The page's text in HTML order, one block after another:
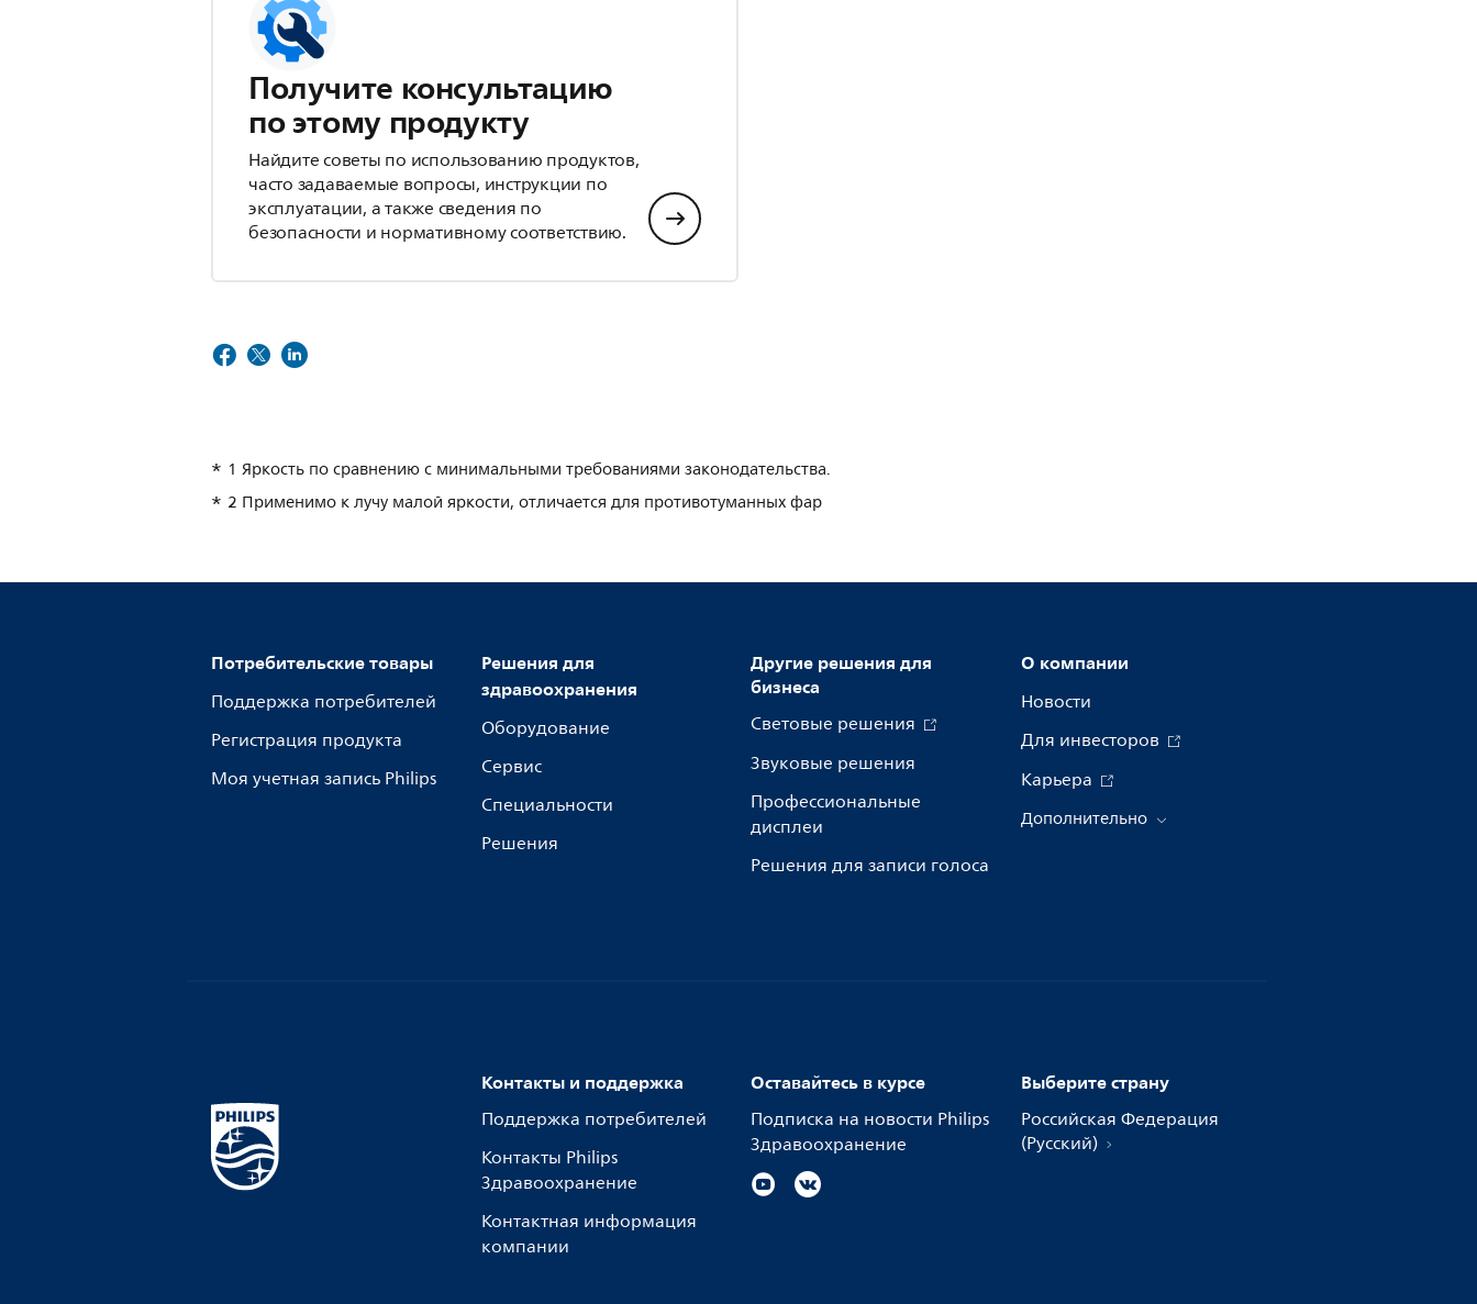
Получите консультацию
по этому продукту
Найдите советы по использованию продуктов,
часто задаваемые вопросы, инструкции по
эксплуатации, а также сведения по
безопасности и нормативному соответствию.
1 Яркость по сравнению с минимальными требованиями законодательства.
2 Применимо к лучу малой яркости, отличается для противотуманных фар
Потребительские товары
Поддержка потребителей
Регистрация продукта
Моя учетная запись Philips
Решения для
здравоохранения
Оборудование
Сервис
Специальности
Решения
Другие решения для
бизнеса
Световые решения
Звуковые решения
Профессиональные
дисплеи
Решения для записи голоса
О компании
Новости
Для инвесторов
Карьера
Дополнительно
Контакты и поддержка
Поддержка потребителей
Контакты Philips
Здравоохранение
Контактная информация
компании
Оставайтесь в курсе
Подписка на новости Philips
Здравоохранение
Выберите страну
Российская Федерация
(Русский)